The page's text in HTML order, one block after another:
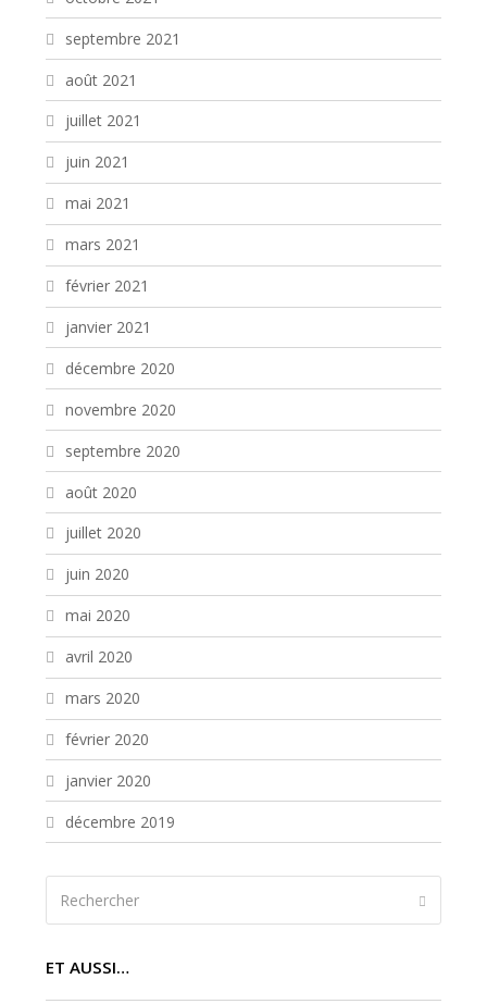
septembre 2021
août 2021
juillet 2021
juin 2021
mai 2021
mars 2021
février 2021
janvier 2021
décembre 2020
novembre 2020
septembre 2020
août 2020
juillet 2020
juin 2020
mai 2020
avril 2020
mars 2020
février 2020
janvier 2020
décembre 2019
Envoyer
ET AUSSI…